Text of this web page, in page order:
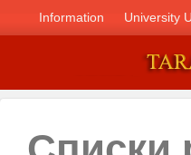
Information University